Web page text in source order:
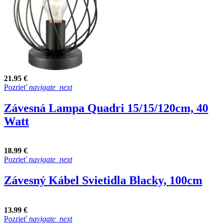
21.95 €
Pozrieť navigate_next
Závesná Lampa Quadri 15/15/120cm, 40
Watt
18.99 €
Pozrieť navigate_next
Závesný Kábel Svietidla Blacky, 100cm
13.99 €
Pozrieť navigate_next